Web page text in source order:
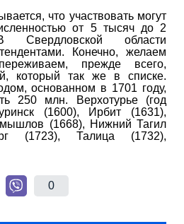
что участвовать могут
от 5 тысяч до 2
области
Конечно, желаем
прежде всего,
который так же в списке.
основанном в 1701 году,
250 млн. Верхотурье (год
(1600), Ирбит (1631),
(1668), Нижний Тагил
(1723), Талица (1732),
0